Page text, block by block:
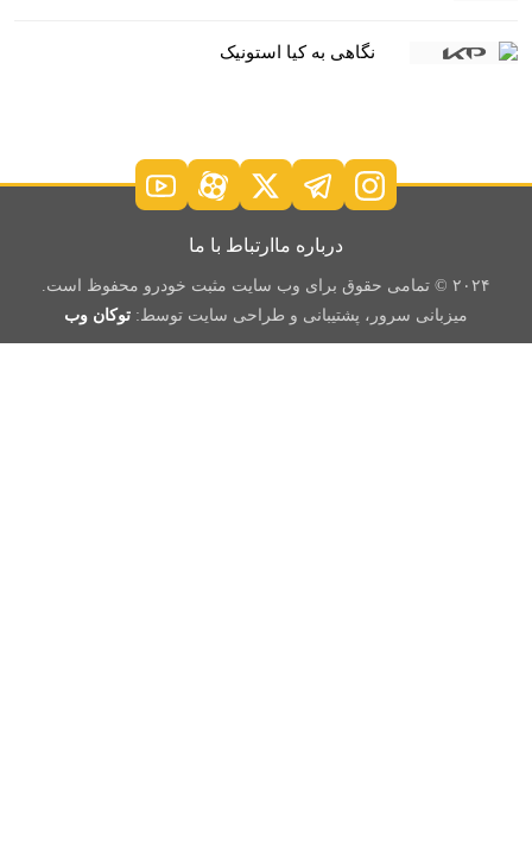
نگاهی به کیا استونیک
درباره ما ارتباط با ما
۲۰۲۴ © تمامی حقوق برای وب سایت مثبت خودرو محفوظ است.
میزبانی سرور، پشتیبانی و طراحی سایت توسط: توکان وب